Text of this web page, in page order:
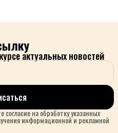
актуальных новостей
на обработку указанных
информационной и рекламной